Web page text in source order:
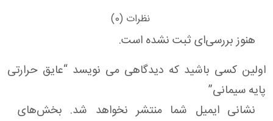
نظرات (0)
هنوز بررسی‌ای ثبت نشده است.
اولین کسی باشید که دیدگاهی می نویسد “عایق حرارتی
پایه سیمانی”
نشانی ایمیل شما منتشر نخواهد شد. بخش‌های